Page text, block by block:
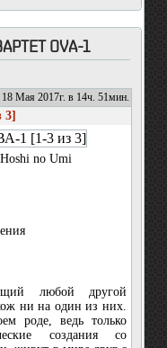
OVA-1
18 Мая 2017г. в 14ч. 51мин.
3]
no Umi
любой другой
ни на один из них.
роде, ведь только
создания со